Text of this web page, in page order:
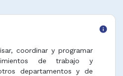
info
coordinar y programar
de trabajo y
departamentos y de